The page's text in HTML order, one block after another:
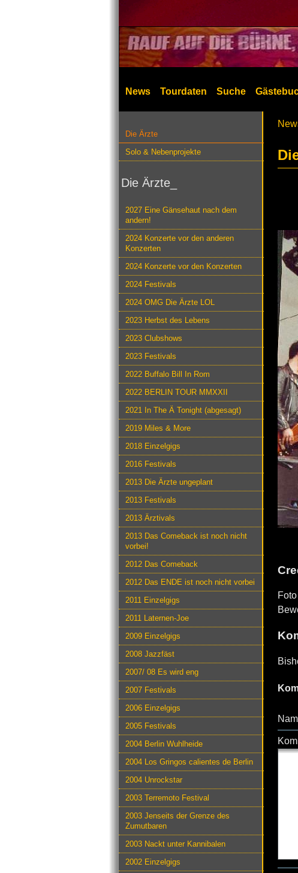
News Tourdaten Suche
Die Ärzte
Solo & Nebenprojekte
Die Ärzte_
2027 Eine Gänsehaut nach dem
andern!
2024 Konzerte vor den anderen
Konzerten
2024 Konzerte vor den Konzerten
2024 Festivals
2024 OMG Die Ärzte LOL
2023 Herbst des Lebens
2023 Clubshows
2023 Festivals
2022 Buffalo Bill In Rom
2022 BERLIN TOUR MMXXII
2021 In The Ä Tonight (abgesagt)
2019 Miles & More
2018 Einzelgigs
2016 Festivals
2013 Die Ärzte ungeplant
2013 Festivals
2013 Ärztivals
2013 Das Comeback ist noch nicht
vorbei!
2012 Das Comeback
2012 Das ENDE ist noch nicht vorbei
2011 Einzelgigs
2011 Laternen-Joe
2009 Einzelgigs
2008 Jazzfäst
2007/ 08 Es wird eng
2007 Festivals
2006 Einzelgigs
2005 Festivals
2004 Berlin Wuhlheide
2004 Los Gringos calientes de Berlin
2004 Unrockstar
2003 Terremoto Festival
2003 Jenseits der Grenze des
Zumutbaren
2003 Nackt unter Kannibalen
2002 Einzelgigs